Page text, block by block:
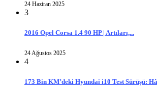
24 Haziran 2025
3
2016 Opel Corsa 1.4 90 HP | Artıları,...
24 Ağustos 2025
4
173 Bin KM’deki Hyundai i10 Test Sürüşü: